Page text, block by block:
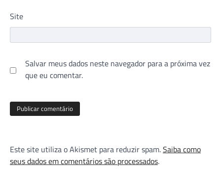
Site
Salvar meus dados neste navegador para a próxima vez
que eu comentar.
Este site utiliza o Akismet para reduzir spam.Saiba como
seus dados em comentários são processados.